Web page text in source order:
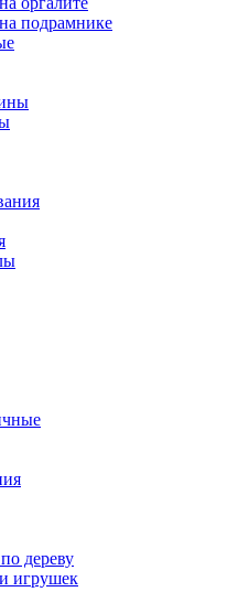
подрамнике
дереву
игрушек